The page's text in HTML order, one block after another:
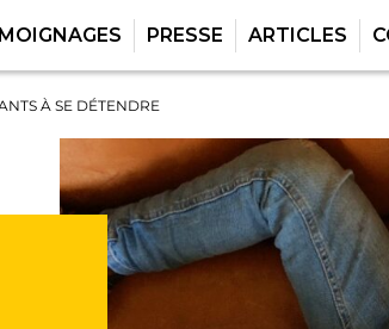
PRESSE ARTICLES
À SE DÉTENDRE